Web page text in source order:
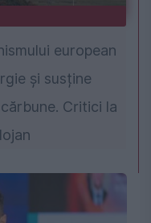
european
și susține
Critici la